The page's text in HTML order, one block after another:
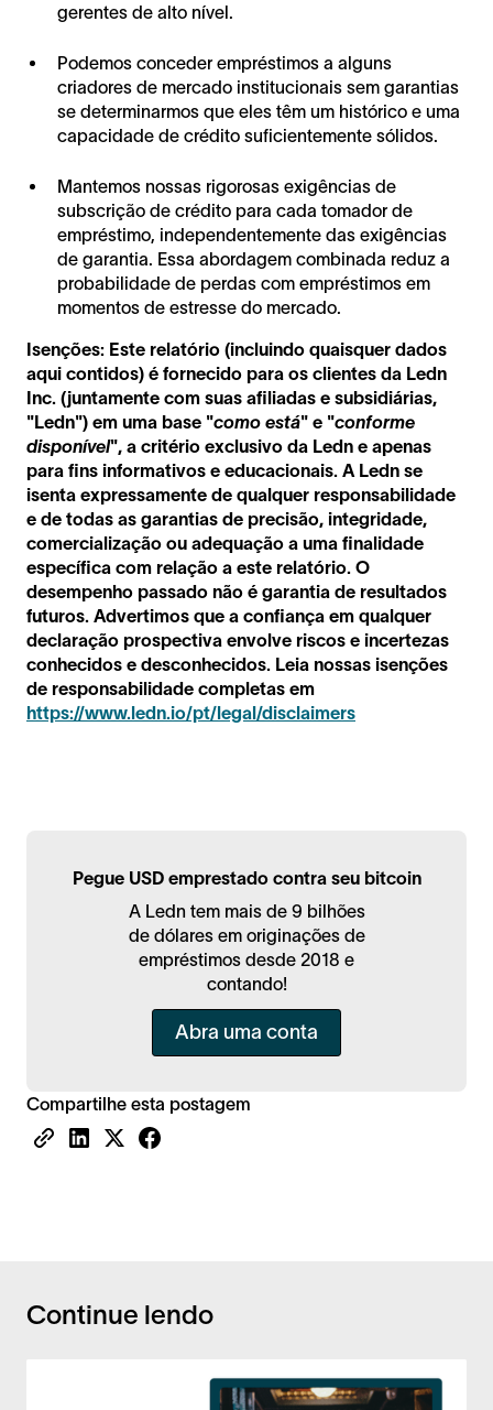
Pegue USD emprestado contra seu bitcoin
A Ledn tem mais de 9 bilhões
de dólares em originações de
empréstimos desde 2018 e
contando!
Abra uma conta
Compartilhe esta postagem
gerentes de alto nível.
Podemos conceder empréstimos a alguns
criadores de mercado institucionais sem garantias
se determinarmos que eles têm um histórico e uma
capacidade de crédito suficientemente sólidos.
Mantemos nossas rigorosas exigências de
subscrição de crédito para cada tomador de
empréstimo, independentemente das exigências
de garantia. Essa abordagem combinada reduz a
probabilidade de perdas com empréstimos em
momentos de estresse do mercado.
Isenções: Este relatório (incluindo quaisquer dados
aqui contidos) é fornecido para os clientes da Ledn
Inc. (juntamente com suas afiliadas e subsidiárias,
"Ledn") em uma base "como está" e "conforme
disponível", a critério exclusivo da Ledn e apenas
para fins informativos e educacionais. A Ledn se
isenta expressamente de qualquer responsabilidade
e de todas as garantias de precisão, integridade,
comercialização ou adequação a uma finalidade
específica com relação a este relatório. O
desempenho passado não é garantia de resultados
futuros. Advertimos que a confiança em qualquer
declaração prospectiva envolve riscos e incertezas
conhecidos e desconhecidos. Leia nossas isenções
de responsabilidade completas em
https://www.ledn.io/pt/legal/disclaimers
Continue lendo